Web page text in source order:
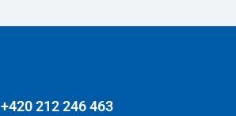
+420 212 246 463